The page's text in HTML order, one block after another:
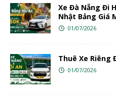
Xe Đà Nẵng Đi
Nhật Bảng Giá
01/07/2026
Thuê Xe Riêng
01/07/2026